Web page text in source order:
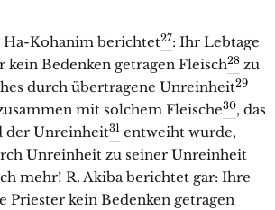
Ha-Kohanim berichtet27: Ihr Lebtage
kein Bedenken getragen Fleisch28 zu
durch übertragene Unreinheit29
mit solchem Fleische30, das
der Unreinheit31 entweiht wurde,
Unreinheit zu seiner Unreinheit
mehr! R. Akiba berichtet gar: Ihre
Priester kein Bedenken getragen